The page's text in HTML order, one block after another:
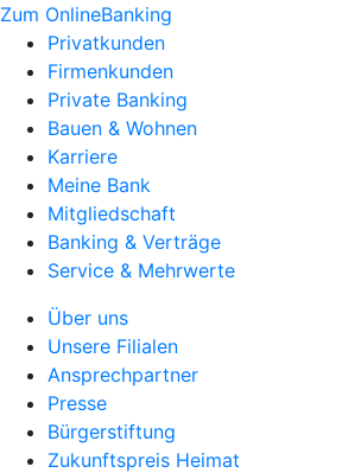
Zum OnlineBanking
Privatkunden
Firmenkunden
Private Banking
Bauen & Wohnen
Karriere
Meine Bank
Mitgliedschaft
Banking & Verträge
Service & Mehrwerte
Über uns
Unsere Filialen
Ansprechpartner
Presse
Bürgerstiftung
Zukunftspreis Heimat